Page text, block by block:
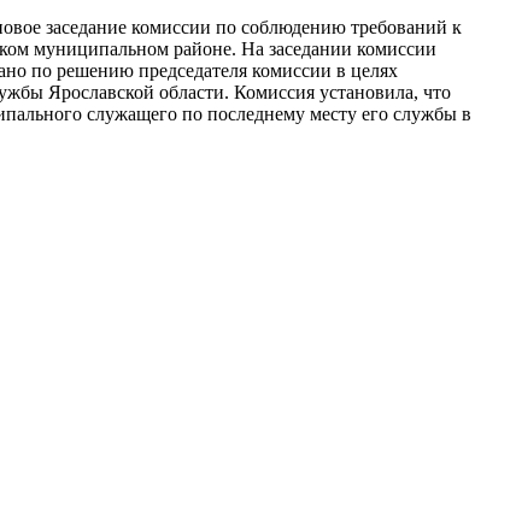
заседание комиссии по соблюдению требований к
муниципальном районе. На заседании комиссии
по решению председателя комиссии в целях
Ярославской области. Комиссия установила, что
служащего по последнему месту его службы в